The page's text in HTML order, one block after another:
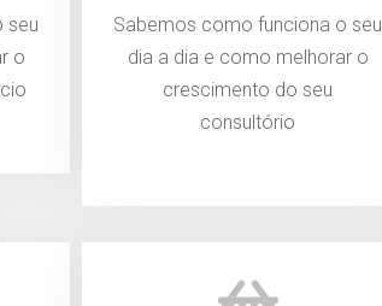
seu
o
Sabemos como funciona o seu
dia a dia e como melhorar o
crescimento do seu
consultório